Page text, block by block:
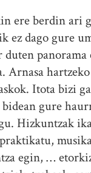
ere berdin ari
ez dago gure
duten panorama
Arnasa
Itota bizi
bidean gure
Hizkuntzak
egin, …